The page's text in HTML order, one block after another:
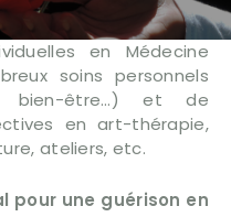
en Médecine
soins personnels
bien-être…) et de
en art-thérapie,
ateliers, etc.
pour une guérison en